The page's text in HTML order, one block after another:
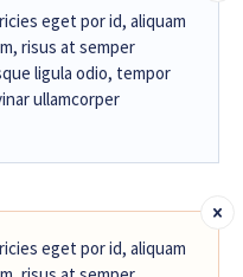
eget por id, aliquam
risus at semper
ligula odio, tempor
ullamcorper
eget por id, aliquam